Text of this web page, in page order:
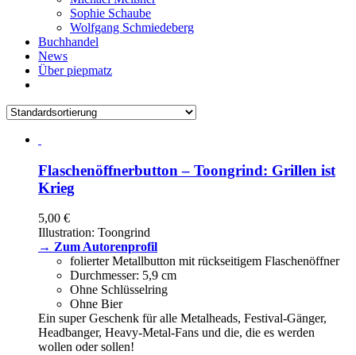
Sophie Schaube
Wolfgang Schmiedeberg
Buchhandel
News
Über piepmatz
Flaschenöffnerbutton – Toongrind: Grillen ist
Krieg
5,00 €
Illustration: Toongrind
→ Zum Autorenprofil
folierter Metallbutton mit rückseitigem Flaschenöffner
Durchmesser: 5,9 cm
Ohne Schlüsselring
Ohne Bier
Ein super Geschenk für alle Metalheads, Festival-Gänger,
Headbanger, Heavy-Metal-Fans und die, die es werden
wollen oder sollen!